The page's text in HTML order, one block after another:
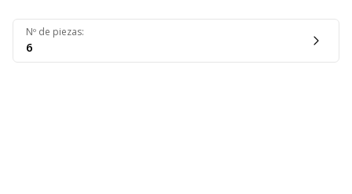
Nº de piezas:
6